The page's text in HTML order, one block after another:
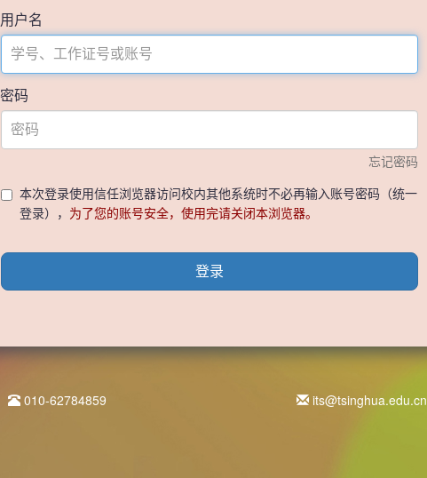
用户名
密码
忘记密码
本次登录使用信任浏览器访问校内其他系统时不必再输入账号密码（统一
登录）， 为了您的账号安全，使用完请关闭本浏览器。
登录
010-62784859 its@tsinghua.edu.cn